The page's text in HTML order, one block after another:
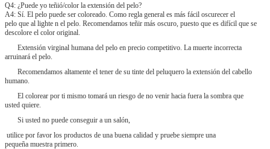
Q4: ¿Puede yo teñió/color la extensión del pelo?
A4: Sí. El pelo puede ser coloreado. Como regla general es más fácil oscurecer el
pelo que al lighte n el pelo. Recomendamos teñir más oscuro, puesto que es difícil que se
descolore el color original.
Extensión virginal humana del pelo en precio competitivo. La muerte incorrecta
arruinará el pelo.
Recomendamos altamente el tener de su tinte del peluquero la extensión del cabello
humano.
El colorear por ti mismo tomará un riesgo de no venir hacia fuera la sombra que
usted quiere.
Si usted no puede conseguir a un salón,
utilice por favor los productos de una buena calidad y pruebe siempre una
pequeña muestra primero.